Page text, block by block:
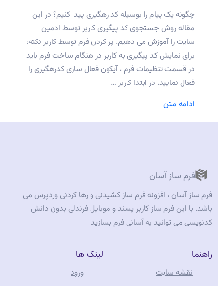
افزونه‌ها”
چگونه یک پیام را بوسیله کد رهگیری پیدا کنیم؟ در این
مقاله روش جستجوی کد پیگیری کاربر توسط ادمین
سایت را آموزش می دهیم. پر کردن فرم توسط کاربر نکته:
برای نمایش کد پیگیری به کاربر در هنگام ساخت فرم باید
در قسمت تنظیمات فرم ، آیکون فعال سازی کدرهگیری را
فعال نمایید. در ابتدا کاربر …
ادامه متن“چگونه
یک
کد
پیدا
کنیم
در
آسان”
فرم ساز آسان
فرم ساز آسان ، افزونه فرم ساز کشیدنی و رها کردنی وردپرس می
باشد. با این فرم ساز کاربر پسند و موبایل فرندلی بدون دانش
کدنویسی می توانید به آسانی فرم بسازید
راهنما
نقشه سایت
لینک ها
ورود